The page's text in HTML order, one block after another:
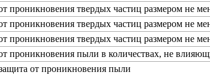
проникновения твердых частиц размером не
проникновения твердых частиц размером не
проникновения твердых частиц размером не
проникновения пыли в количествах, не
от проникновения пыли